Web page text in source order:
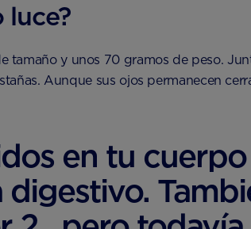
luce?
tamaño y unos 70 gramos de peso.
Aunque sus ojos permanecen
en tu